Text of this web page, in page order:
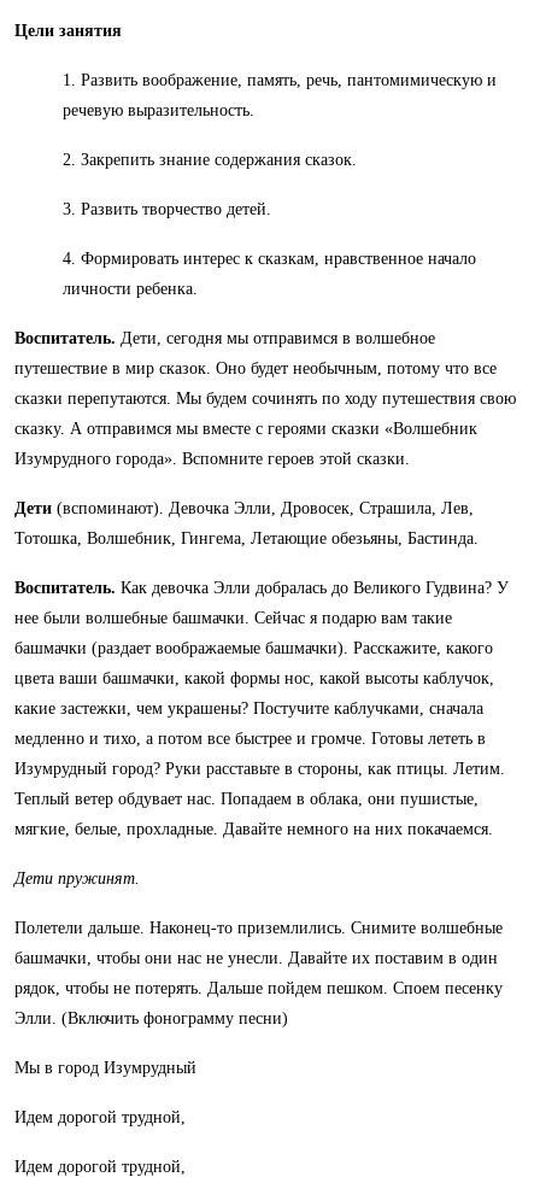
Цели занятия
1. Развить воображение, память, речь, пантомимическую и
речевую выразительность.
2. Закрепить знание содержания сказок.
3. Развить творчество детей.
4. Формировать интерес к сказкам, нравственное начало
личности ребенка.
Воспитатель. Дети, сегодня мы отправимся в волшебное
путешествие в мир сказок. Оно будет необычным, потому что все
сказки перепутаются. Мы будем сочинять по ходу путешествия свою
сказку. А отправимся мы вместе с героями сказки «Волшебник
Изумрудного города». Вспомните героев этой сказки.
Дети (вспоминают). Девочка Элли, Дровосек, Страшила, Лев,
Тотошка, Волшебник, Гингема, Летающие обезьяны, Бастинда.
Воспитатель. Как девочка Элли добралась до Великого Гудвина? У
нее были волшебные башмачки. Сейчас я подарю вам такие
башмачки (раздает воображаемые башмачки). Расскажите, какого
цвета ваши башмачки, какой формы нос, какой высоты каблучок,
какие застежки, чем украшены? Постучите каблучками, сначала
медленно и тихо, а потом все быстрее и громче. Готовы лететь в
Изумрудный город? Руки расставьте в стороны, как птицы. Летим.
Теплый ветер обдувает нас. Попадаем в облака, они пушистые,
мягкие, белые, прохладные. Давайте немного на них покачаемся.
Дети пружинят.
Полетели дальше. Наконец-то приземлились. Снимите волшебные
башмачки, чтобы они нас не унесли. Давайте их поставим в один
рядок, чтобы не потерять. Дальше пойдем пешком. Споем песенку
Элли. (Включить фонограмму песни)
Мы в город Изумрудный
Идем дорогой трудной,
Идем дорогой трудной,